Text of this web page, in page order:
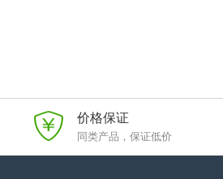
价格保证
同类产品，保证低价